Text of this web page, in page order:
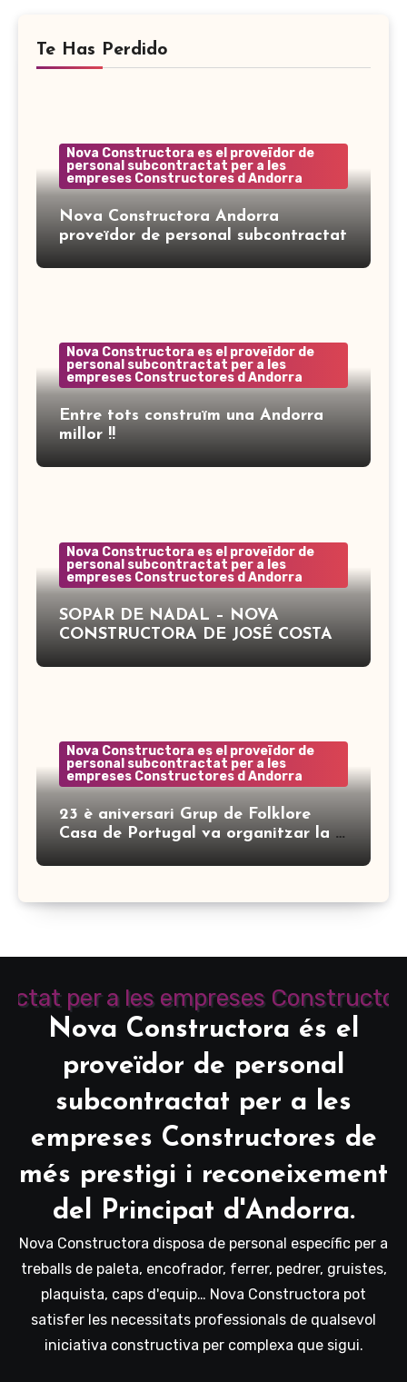
Te Has Perdido
Nova Constructora es el proveïdor de
personal subcontractat per a les
empreses Constructores d Andorra
Nova Constructora Andorra
proveïdor de personal subcontractat
Nova Constructora es el proveïdor de
personal subcontractat per a les
empreses Constructores d Andorra
Entre tots construïm una Andorra
millor !!
Nova Constructora es el proveïdor de
personal subcontractat per a les
empreses Constructores d Andorra
SOPAR DE NADAL – NOVA
CONSTRUCTORA DE JOSÉ COSTA
Nova Constructora es el proveïdor de
personal subcontractat per a les
empreses Constructores d Andorra
23 è aniversari Grup de Folklore
Casa de Portugal va organitzar la 7
amb el suport de Nova Constructora
Nova Constructora és el
proveïdor de personal
subcontractat per a les
empreses Constructores de
més prestigi i reconeixement
del Principat d'Andorra.
Nova Constructora disposa de personal específic per a
treballs de paleta, encofrador, ferrer, pedrer, gruistes,
plaquista, caps d'equip… Nova Constructora pot
satisfer les necessitats professionals de qualsevol
iniciativa constructiva per complexa que sigui.